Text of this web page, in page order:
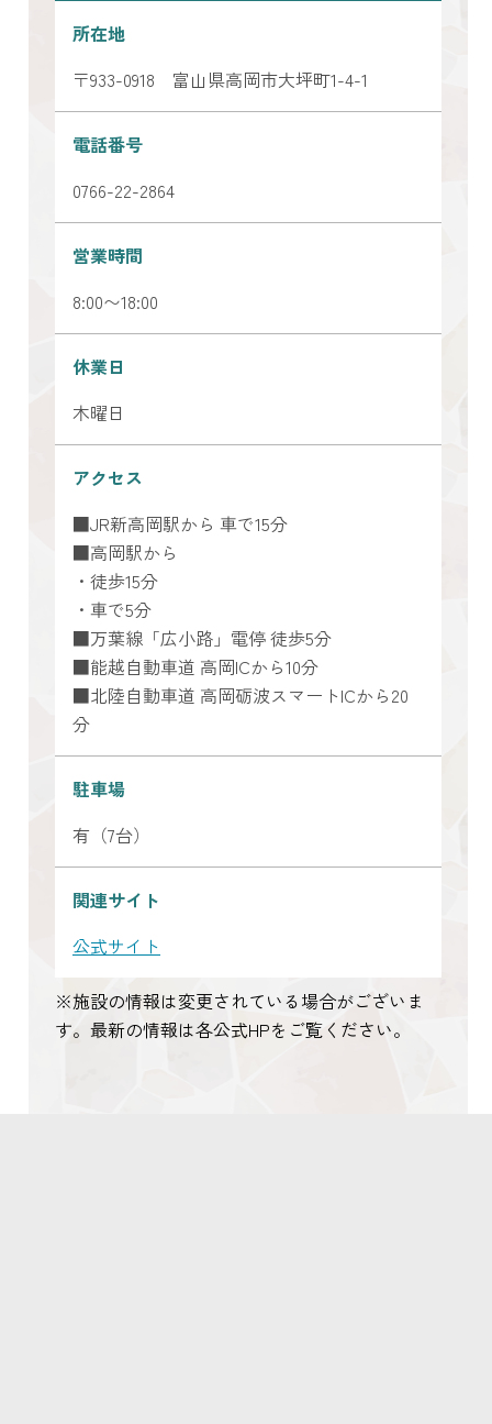
所在地
〒933-0918 富山県高岡市大坪町1-4-1
電話番号
0766-22-2864
営業時間
8:00〜18:00
休業日
木曜日
アクセス
■JR新高岡駅から 車で15分
■高岡駅から
・徒歩15分
・車で5分
■万葉線「広小路」電停 徒歩5分
■能越自動車道 高岡ICから10分
■北陸自動車道 高岡砺波スマートICから20
分
駐車場
有（7台）
関連サイト
公式サイト
※施設の情報は変更されている場合がございま
す。最新の情報は各公式HPをご覧ください。